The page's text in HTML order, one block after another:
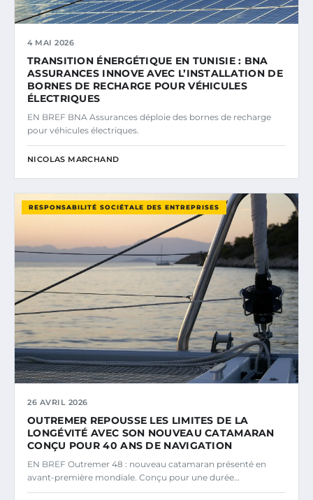
4 MAI 2026
TRANSITION ÉNERGÉTIQUE EN TUNISIE : BNA
ASSURANCES INNOVE AVEC L’INSTALLATION DE
BORNES DE RECHARGE POUR VÉHICULES
ÉLECTRIQUES
EN BREF BNA Assurances déploie des bornes de recharge
pour véhicules électriques.
NICOLAS MARCHAND
RESPONSABILITÉ SOCIÉTALE DES ENTREPRISES
26 AVRIL 2026
OUTREMER REPOUSSE LES LIMITES DE LA
LONGÉVITÉ AVEC SON NOUVEAU CATAMARAN
CONÇU POUR 40 ANS DE NAVIGATION
EN BREF Outremer 48 : nouveau catamaran présenté en
avant-première mondiale. Conçu pour une durée…